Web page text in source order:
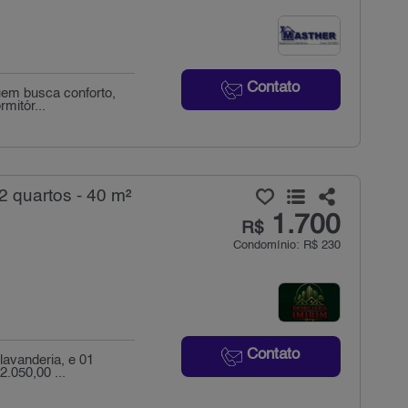
Contato
busca conforto,
quartos - 40 m²
R$1.700
Condomínio: R$ 230
Contato
e 01
...